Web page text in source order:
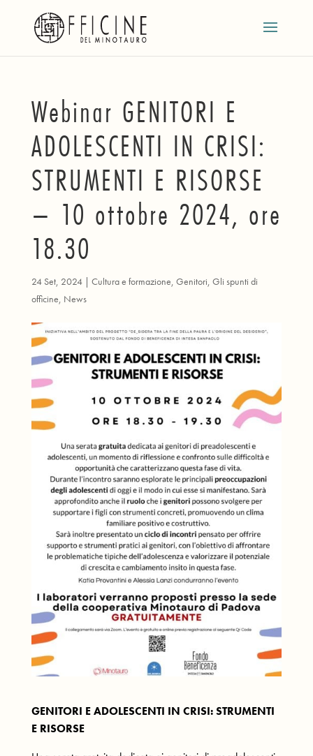
Webinar GENITORI E
ADOLESCENTI IN CRISI:
STRUMENTI E RISORSE
– 10 ottobre 2024, ore
18.30
24 Set, 2024| Cultura e formazione, Genitori, Gli spunti di
officine, News
GENITORI E ADOLESCENTI IN CRISI: STRUMENTI
E RISORSE